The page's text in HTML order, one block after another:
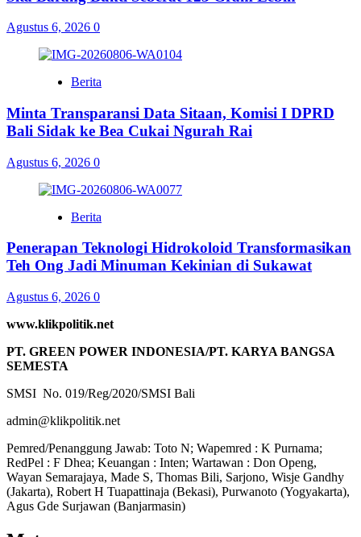
Agustus 6, 2026 0
Berita
Minta Transparansi Data Sitaan, Komisi I DPRD
Bali Sidak ke Bea Cukai Ngurah Rai
Agustus 6, 2026 0
Berita
Penerapan Teknologi Hidrokoloid Transformasikan
Teh Ong Jadi Minuman Kekinian di Sukawat
Agustus 6, 2026 0
www.klikpolitik.net
PT. GREEN POWER INDONESIA/PT. KARYA BANGSA
SEMESTA
SMSI No. 019/Reg/2020/SMSI Bali
admin@klikpolitik.net
Pemred/Penanggung Jawab: Toto N; Wapemred : K Purnama;
RedPel : F Dhea; Keuangan : Inten; Wartawan : Don Openg,
Wayan Semarajaya, Made S, Thomas Bili, Sarjono, Wisje Gandhy
(Jakarta), Robert H Tuapattinaja (Bekasi), Purwanoto (Yogyakarta),
Agus Gde Surjawan (Banjarmasin)